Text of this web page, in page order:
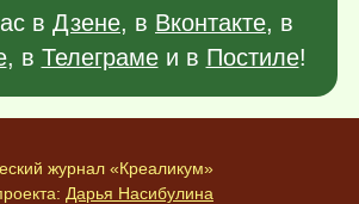
в Дзене, в Вконтакте, в
, в Телеграмеи в Постиле!
журнал «Креаликум»
Дарья Насибулина